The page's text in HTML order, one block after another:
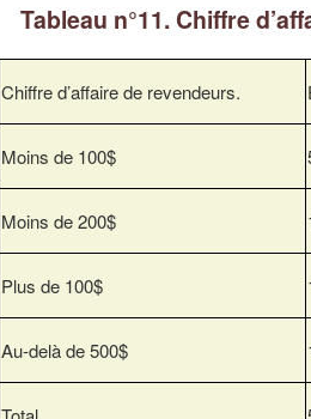
Tableau n°11. Chiffre
Chiffre d’affaire de revendeurs.
Moins de 100$
Moins de 200$
Plus de 100$
Au-delà de 500$